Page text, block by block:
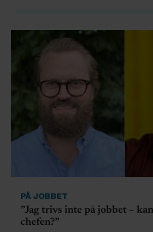
PÅ JOBBET
”Jag trivs inte på jobbet –
chefen?”